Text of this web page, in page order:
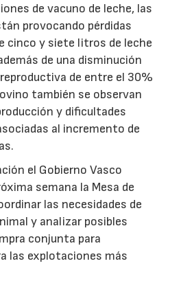
de vacuno de leche, las
provocando pérdidas
cinco y siete litros de leche
de una disminución
de entre el 30%
también se observan
y dificultades
al incremento de
el Gobierno Vasco
semana la Mesa de
las necesidades de
y analizar posibles
conjunta para
las explotaciones más